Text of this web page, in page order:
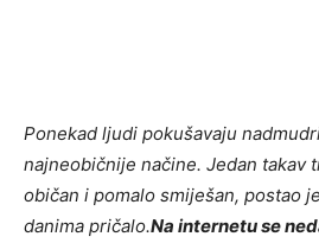
Ponekad ljudi pokušavaju
najneobičnije načine. Jedan takav
običan i pomalo smiješan, postao
danima pričalo.Na internetu se